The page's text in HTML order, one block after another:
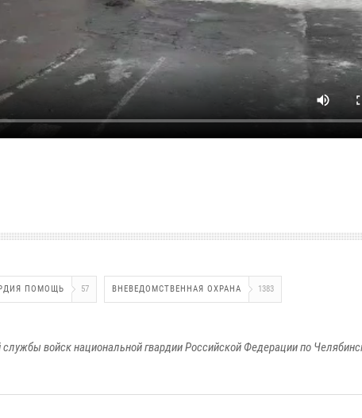
ПОМОЩЬ 57 ВНЕВЕДОМСТВЕННАЯ ОХРАНА 1383
войск национальной гвардии Российской Федерации по